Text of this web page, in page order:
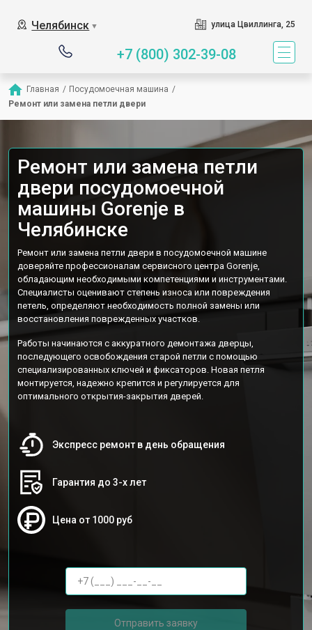
Челябинск ▼ улица Цвиллинга, 25
+7 (800) 302-39-08
Главная / Посудомоечная машина /
Ремонт или замена петли двери
Ремонт или замена петли
двери посудомоечной
машины Gorenje в
Челябинске
Ремонт или замена петли двери в посудомоечной машине
доверяйте профессионалам сервисного центра Gorenje,
обладающим необходимыми компетенциями и инструментами.
Специалисты оценивают степень износа или повреждения
петель, определяют необходимость полной замены или
восстановления поврежденных участков.
Работы начинаются с аккуратного демонтажа дверцы,
последующего освобождения старой петли с помощью
специализированных ключей и фиксаторов. Новая петля
монтируется, надежно крепится и регулируется для
оптимального открытия-закрытия дверей.
Экспресс ремонт в день обращения
Гарантия до 3-х лет
Цена от 1000 руб
Отправить заявку